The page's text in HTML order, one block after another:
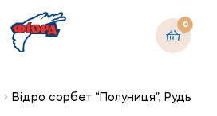
0
Відро сорбет “Полуниця”, Рудь